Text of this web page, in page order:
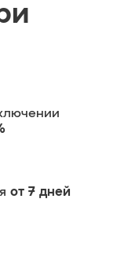
от 7 дней